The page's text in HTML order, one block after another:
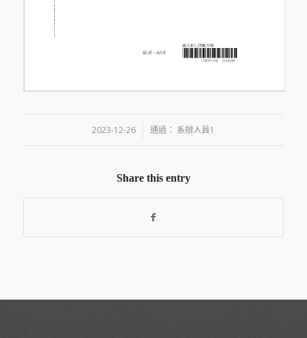
2023-12-26
/ 通過： 系辦人員1
Share this entry